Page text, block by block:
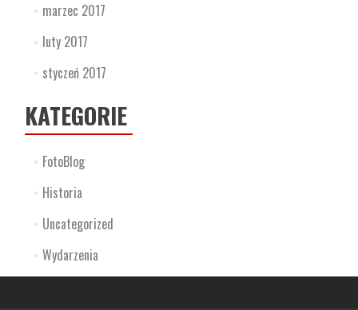
marzec 2017
luty 2017
styczeń 2017
KATEGORIE
FotoBlog
Historia
Uncategorized
Wydarzenia